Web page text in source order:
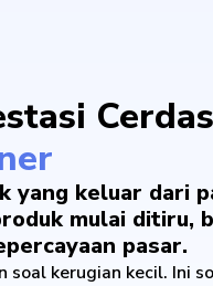
yang keluar dari
mulai ditiru,
pasar.
soal kerugian kecil. Ini